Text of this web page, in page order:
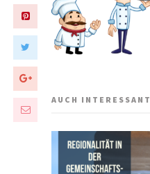
AUCH INTERESSANT